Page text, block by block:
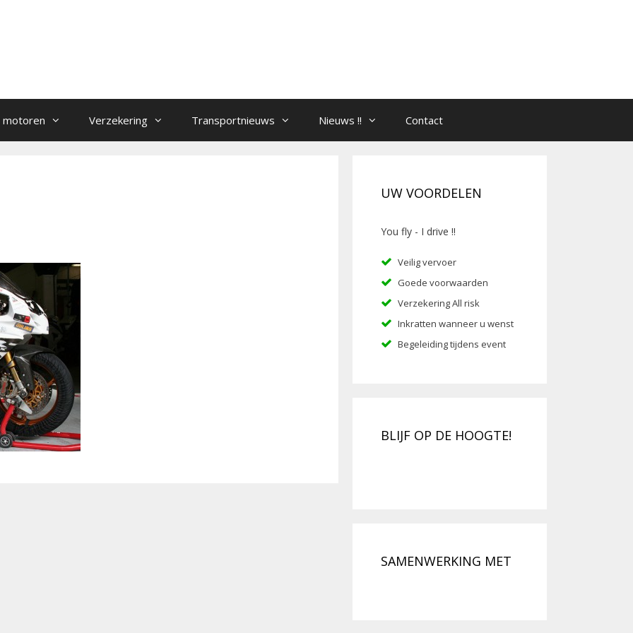
Verzekering Transportnieuws Nieuws !! Contact
UW VOORDELEN
You fly - I drive !!
Veilig vervoer
Goede voorwaarden
Verzekering All risk
Inkratten wanneer u wenst
Begeleiding tijdens event
BLIJF OP DE HOOGTE!
SAMENWERKING MET